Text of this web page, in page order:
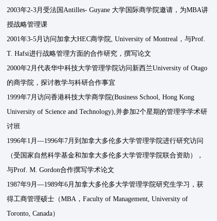
2003年2-3月受法国Antilles- Guyane 大学国际商学院邀请，为MBA讲
授战略管理课
2001年3-5月访问加拿大HEC商学院, University of Montreal，与Prof.
T. Hafsi进行战略管理方面的合作研究，撰写论文
2000年2月代表华中科技大学管理学院访问新西兰University of Otago
的商学院，探讨教学与科研合作事宜
1999年7月访问香港科技大学商学院(Business School, Hong Kong
University of Science and Technology),并参加2个星期的管理学学术研
讨班
1996年1月—1996年7月到加拿大多伦多大学管理学院进行研究访问
（受国家自然科学基金和加拿大多伦多大学管理学院联合资助），
与Prof. M. Gordon合作撰写学术论文
1987年9月—1989年6月加拿大多伦多大学管理学院研究生学习，获
得工商管理硕士（MBA，Faculty of Management, University of
Toronto, Canada）